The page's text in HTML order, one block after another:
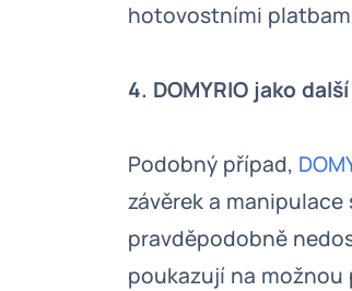
hotovostními
4. DOMYRIO jako
Podobný případ,
závěrek a
pravděpodobně
poukazují na